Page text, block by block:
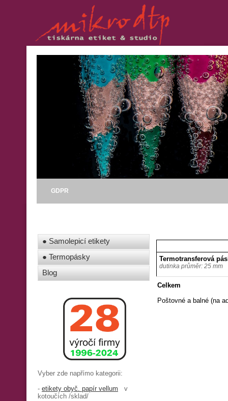
● Samolepicí etikety
● Termopásky
Blog
GDPR
Vyber zde napřímo kategorii:
- etikety obyč. papír vellum v
kotoučích /sklad/
Termotransferová
dutinka průměr: 25 mm
Celkem
Poštovné a balné (na